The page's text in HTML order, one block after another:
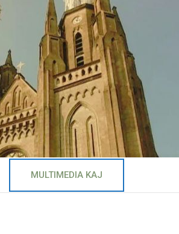
MULTIMEDIA KAJ